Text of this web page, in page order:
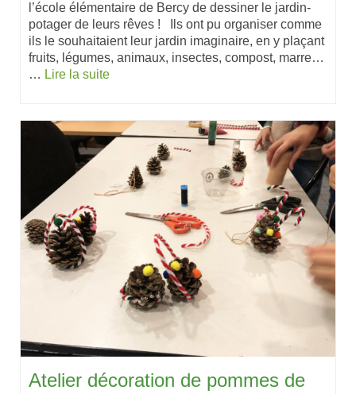
l’école élémentaire de Bercy de dessiner le jardin-
potager de leurs rêves ! Ils ont pu organiser comme
ils le souhaitaient leur jardin imaginaire, en y plaçant
fruits, légumes, animaux, insectes, compost, marre…
… Lire la suite
Atelier décoration de pommes de